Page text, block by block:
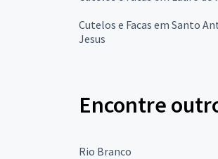
Cutelos e Facas em Santo
Jesus
Encontre
Rio Branco